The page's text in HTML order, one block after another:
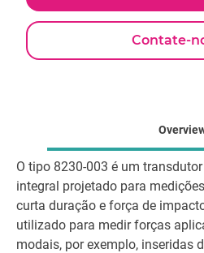
Contate-
O tipo 8230-003 é um
integral projetado para
curta duração e força de
utilizado para medir forças
modais, por exemplo, inseridas